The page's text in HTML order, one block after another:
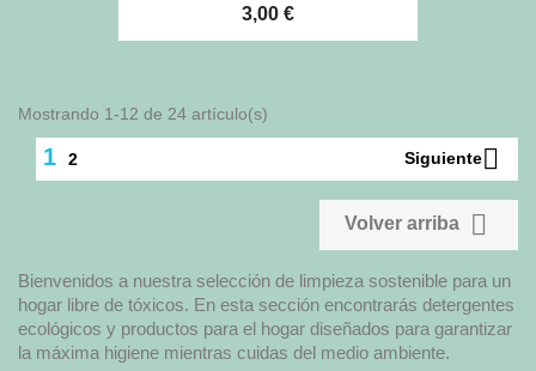
3,00 €
Mostrando 1-12 de 24 artículo(s)
1 2 Siguiente
Volver arriba 
Bienvenidos a nuestra selección de limpieza sostenible para un
hogar libre de tóxicos. En esta sección encontrarás detergentes
ecológicos y productos para el hogar diseñados para garantizar
la máxima higiene mientras cuidas del medio ambiente.